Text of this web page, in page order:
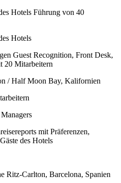
Hotels Führung von 40
Hotels
Guest Recognition, Front Desk,
20 Mitarbeitern
/ Half Moon Bay, Kalifornien
mit Präferenzen,
des Hotels
Ritz-Carlton, Barcelona, Spanien